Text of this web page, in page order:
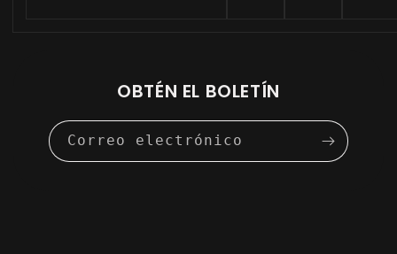
OBTÉN EL BOLETÍN
Correo electrónico